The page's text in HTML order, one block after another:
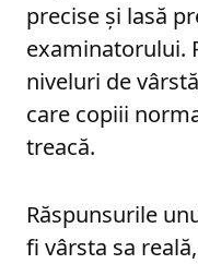
precise și lasă
examinatorului.
niveluri de
care copiii
treacă.
Răspunsurile
fi vârsta sa